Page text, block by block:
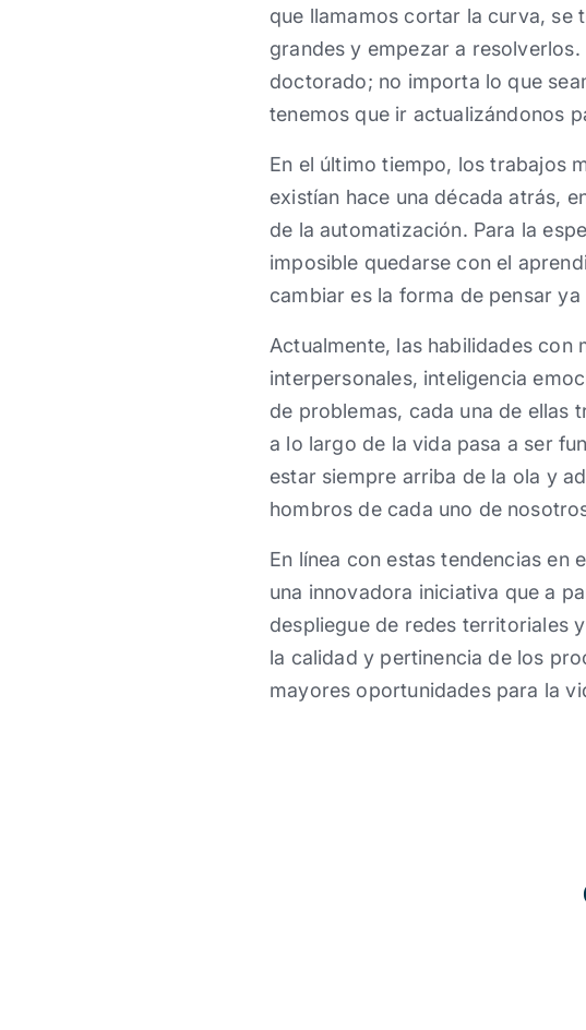
que llamamos cortar la curva, se
grandes y empezar a
doctorado; no importa lo que
tenemos que ir actualizándonos
En el último tiempo, los trabajos
existían hace una década atrás,
de la automatización. Para la
imposible quedarse con el
cambiar es la forma de pensar
Actualmente, las habilidades con
interpersonales, inteligencia
de problemas, cada una de ellas
a lo largo de la vida pasa a ser
estar siempre arriba de la ola y
hombros de cada uno de
En línea con estas tendencias
una innovadora iniciativa que a
despliegue de redes territoriales
la calidad y pertinencia de los
mayores oportunidades para la